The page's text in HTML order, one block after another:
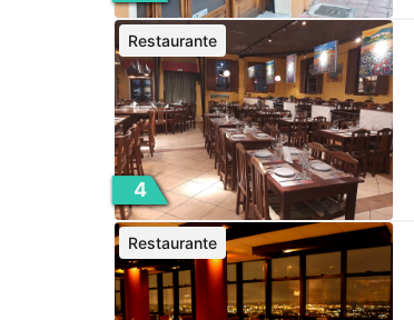
4
Restaurante
Restaurante